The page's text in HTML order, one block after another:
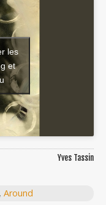
les
et
Yves Tassin
, Around